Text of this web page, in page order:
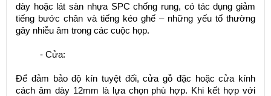
dày hoặc lát sàn nhựa SPC chống rung, có tác dụng giảm
tiếng bước chân và tiếng kéo ghế – những yếu tố thường
gây nhiễu âm trong các cuộc họp.
- Cửa:
Để đảm bảo độ kín tuyệt đối, cửa gỗ đặc hoặc cửa kính
cách âm dày 12mm là lựa chọn phù hợp. Khi kết hợp với